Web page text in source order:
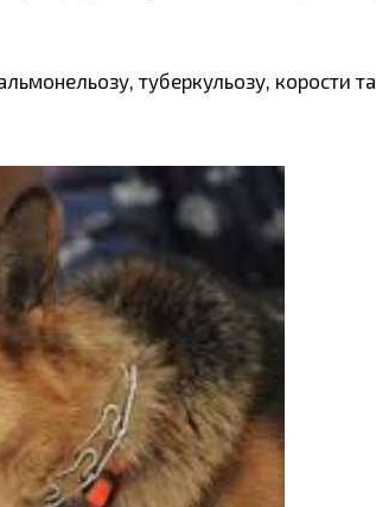
туберкульозу, корости та